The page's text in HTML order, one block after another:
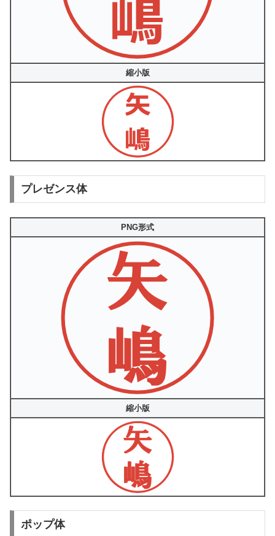
縮小版
プレゼンス体
PNG形式
縮小版
ポップ体